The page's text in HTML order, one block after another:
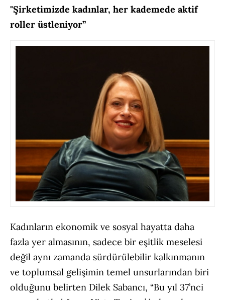
"Şirketimizde kadınlar, her kademede aktif
roller üstleniyor”
Kadınların ekonomik ve sosyal hayatta daha
fazla yer almasının, sadece bir eşitlik meselesi
değil aynı zamanda sürdürülebilir kalkınmanın
ve toplumsal gelişimin temel unsurlarından biri
olduğunu belirten Dilek Sabancı, “Bu yıl 37’nci